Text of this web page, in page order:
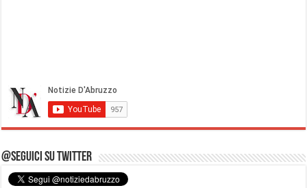
@Seguici su Twitter